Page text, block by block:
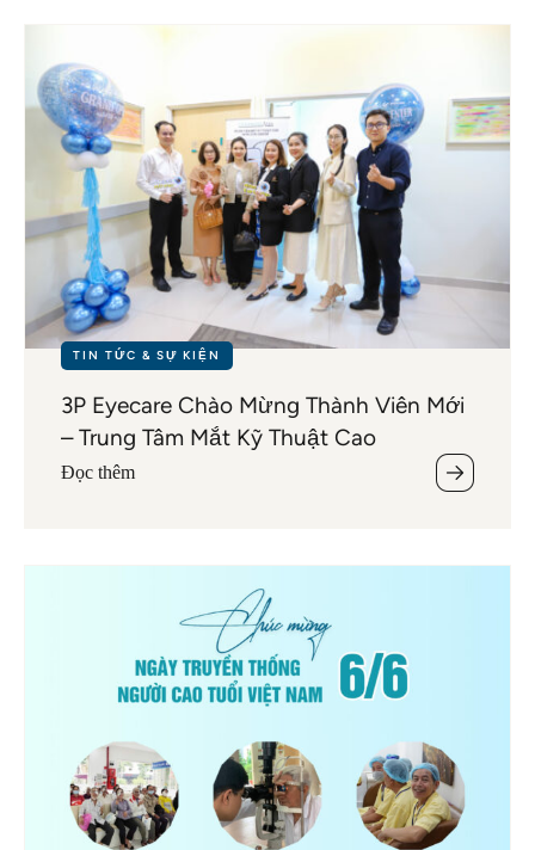
TIN TỨC & SỰ KIỆN
3P Eyecare Chào Mừng Thành Viên Mới
– Trung Tâm Mắt Kỹ Thuật Cao
Đọc thêm